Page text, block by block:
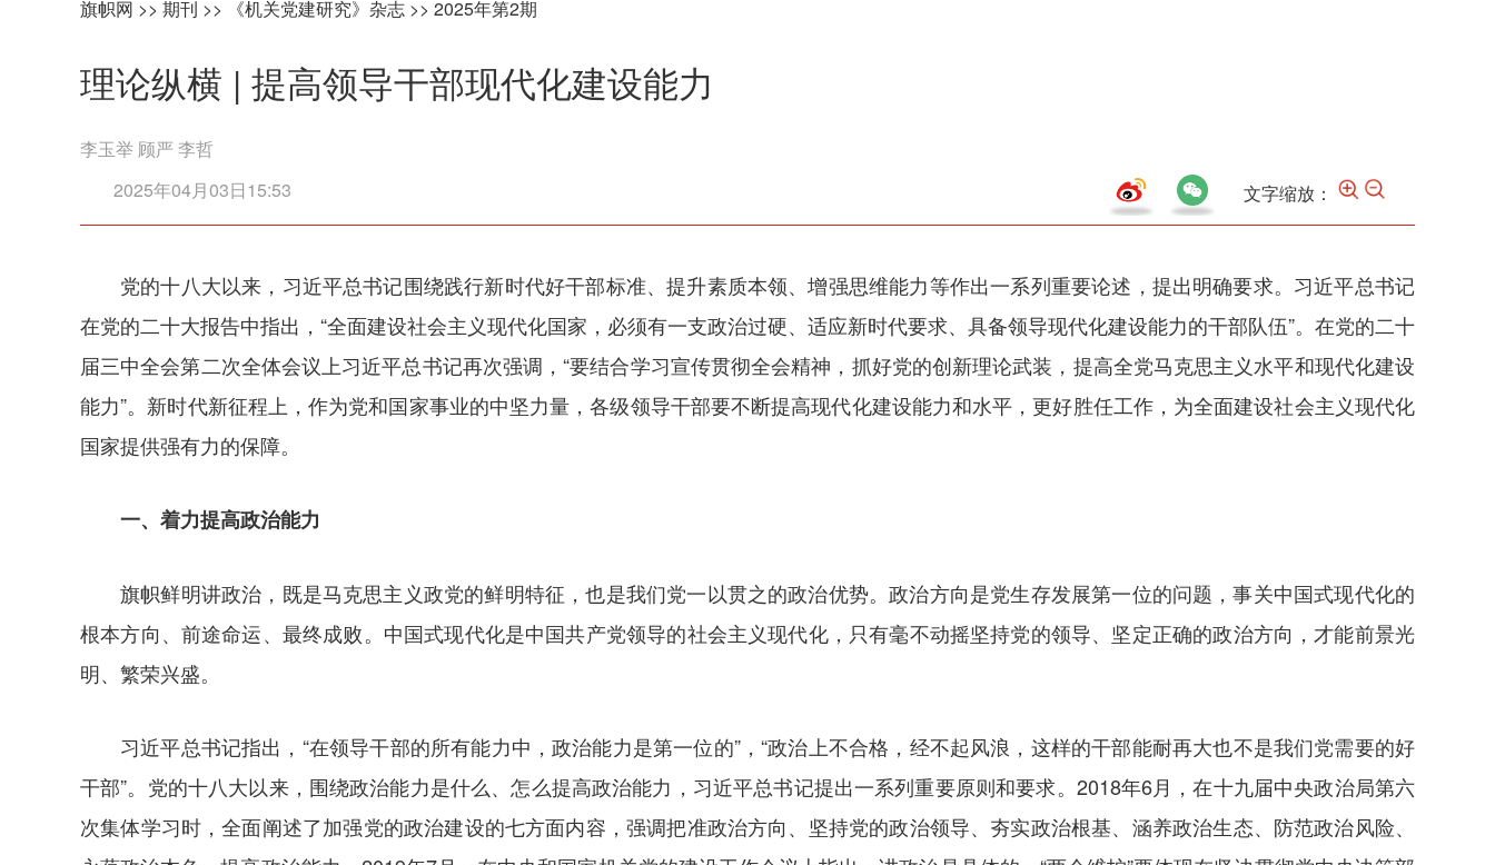
旗帜网 >> 期刊 >> 《机关党建研究》杂志 >> 2025年第2期
理论纵横 | 提高领导干部现代化建设能力
李玉举 顾严 李哲
2025年04月03日15:53
文字缩放：
党的十八大以来，习近平总书记围绕践行新时代好干部标准、提升素质本领、增强思维能力等作出一系列重要论述，提出明确要求。习近平总书记
在党的二十大报告中指出，“全面建设社会主义现代化国家，必须有一支政治过硬、适应新时代要求、具备领导现代化建设能力的干部队伍”。在党的二十
届三中全会第二次全体会议上习近平总书记再次强调，“要结合学习宣传贯彻全会精神，抓好党的创新理论武装，提高全党马克思主义水平和现代化建设
能力”。新时代新征程上，作为党和国家事业的中坚力量，各级领导干部要不断提高现代化建设能力和水平，更好胜任工作，为全面建设社会主义现代化
国家提供强有力的保障。
一、着力提高政治能力
旗帜鲜明讲政治，既是马克思主义政党的鲜明特征，也是我们党一以贯之的政治优势。政治方向是党生存发展第一位的问题，事关中国式现代化的
根本方向、前途命运、最终成败。中国式现代化是中国共产党领导的社会主义现代化，只有毫不动摇坚持党的领导、坚定正确的政治方向，才能前景光
明、繁荣兴盛。
习近平总书记指出，“在领导干部的所有能力中，政治能力是第一位的”，“政治上不合格，经不起风浪，这样的干部能耐再大也不是我们党需要的好
干部”。党的十八大以来，围绕政治能力是什么、怎么提高政治能力，习近平总书记提出一系列重要原则和要求。2018年6月，在十九届中央政治局第六
次集体学习时，全面阐述了加强党的政治建设的七方面内容，强调把准政治方向、坚持党的政治领导、夯实政治根基、涵养政治生态、防范政治风险、